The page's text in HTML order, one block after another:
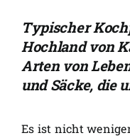
Typischer
Hochland von
Arten von
und Säcke, die
Es ist nicht